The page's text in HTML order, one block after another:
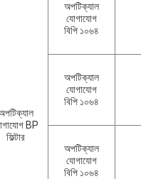
BP
ফিল্টার
অপটিক্যাল
যোগাযোগ
বিপি ১০৬৪
অপটিক্যাল
যোগাযোগ
বিপি ১০৬৪
অপটিক্যাল
যোগাযোগ
বিপি ১০৬৪